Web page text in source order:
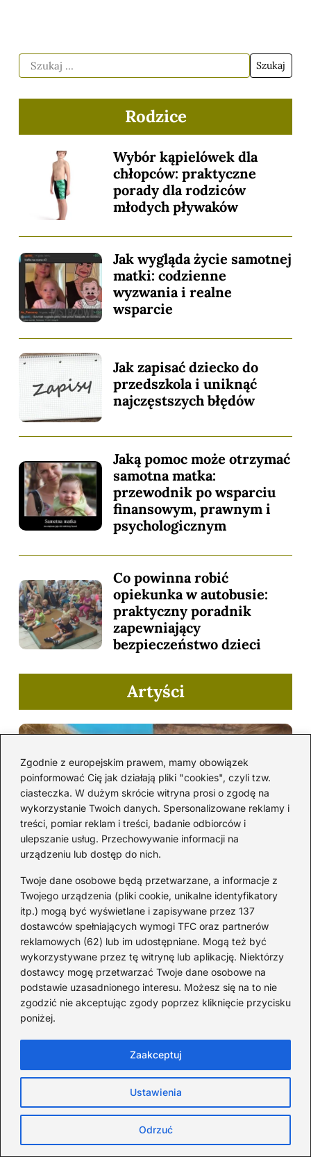
Zgodnie z europejskim prawem, mamy obowiązek
poinformować Cię jak działają pliki "cookies", czyli tzw.
ciasteczka. W dużym skrócie witryna prosi o zgodę na
wykorzystanie Twoich danych. Spersonalizowane reklamy i
treści, pomiar reklam i treści, badanie odbiorców i
ulepszanie usług. Przechowywanie informacji na
urządzeniu lub dostęp do nich.
Twoje dane osobowe będą przetwarzane, a informacje z
Twojego urządzenia (pliki cookie, unikalne identyfikatory
itp.) mogą być wyświetlane i zapisywane przez 137
dostawców spełniających wymogi TFC oraz partnerów
reklamowych (62) lub im udostępniane. Mogą też być
wykorzystywane przez tę witrynę lub aplikację. Niektórzy
dostawcy mogę przetwarzać Twoje dane osobowe na
podstawie uzasadnionego interesu. Możesz się na to nie
zgodzić nie akceptując zgody poprzez kliknięcie przycisku
poniżej.
Ustawienia
Odrzuć
Zaakceptuj
Rodzice
Wybór kąpielówek dla
chłopców: praktyczne
porady dla rodziców
młodych pływaków
Jak wygląda życie samotnej
matki: codzienne
wyzwania i realne
wsparcie
Jak zapisać dziecko do
przedszkola i uniknąć
najczęstszych błędów
Jaką pomoc może otrzymać
samotna matka:
przewodnik po wsparciu
finansowym, prawnym i
psychologicznym
Co powinna robić
opiekunka w autobusie:
praktyczny poradnik
zapewniający
bezpieczeństwo dzieci
Artyści
Kiedy urodził się Ed Sheeran?
Fascynujące fakty z życia
artysty, które musisz poznać
muzyka towarzyszy mi w wielu ważnych chwilach. Dlatego